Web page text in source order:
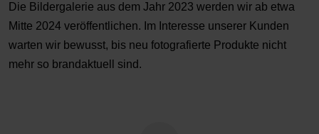
Die Bildergalerie aus dem Jahr 2023 werden wir ab etwa
Mitte 2024 veröffentlichen. Im Interesse unserer Kunden
warten wir bewusst, bis neu fotografierte Produkte nicht
mehr so brandaktuell sind.